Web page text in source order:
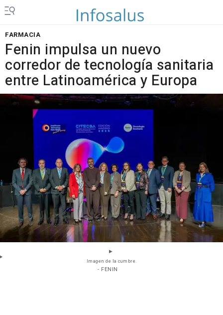
FARMACIA
Fenin impulsa un nuevo
corredor de tecnología sanitaria
entre Latinoamérica y Europa
Imagen de la cumbre.
- FENIN